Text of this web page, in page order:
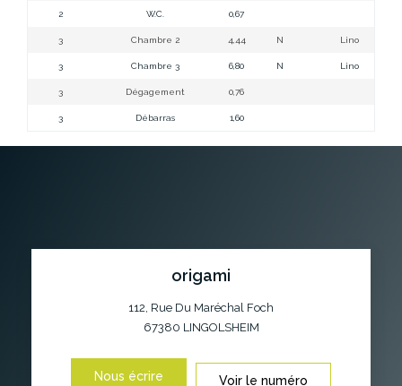
2 W.C. 0,67
3 Chambre 2 4,44 N Lino
3 Chambre 3 6,80 N Lino
3 Dégagement 0,76
3 Débarras 1,60
origami
112, Rue Du Maréchal Foch
67380 LINGOLSHEIM
Nous écrire Voir le numéro